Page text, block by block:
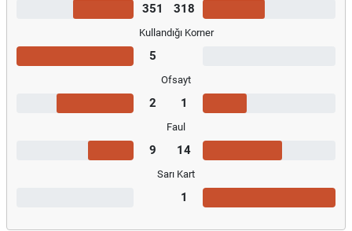
351 318
Kullandığı Korner
5
Ofsayt
2 1
Faul
9 14
Sarı Kart
1